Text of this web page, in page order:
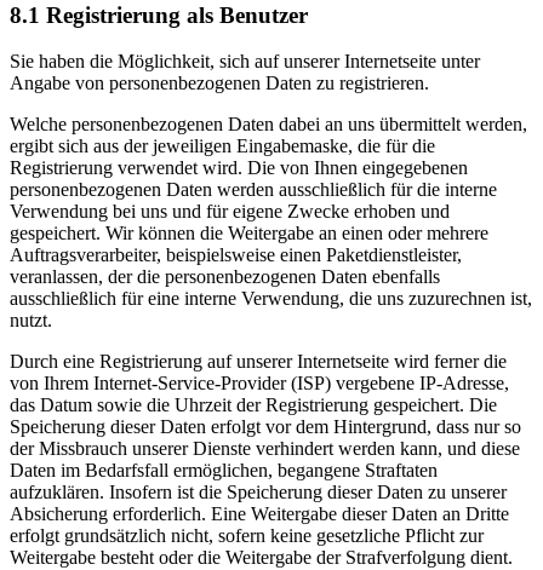
8.1 Registrierung als Benutzer
Sie haben die Möglichkeit, sich auf unserer Internetseite unter
Angabe von personenbezogenen Daten zu registrieren.
Welche personenbezogenen Daten dabei an uns übermittelt werden,
ergibt sich aus der jeweiligen Eingabemaske, die für die
Registrierung verwendet wird. Die von Ihnen eingegebenen
personenbezogenen Daten werden ausschließlich für die interne
Verwendung bei uns und für eigene Zwecke erhoben und
gespeichert. Wir können die Weitergabe an einen oder mehrere
Auftragsverarbeiter, beispielsweise einen Paketdienstleister,
veranlassen, der die personenbezogenen Daten ebenfalls
ausschließlich für eine interne Verwendung, die uns zuzurechnen ist,
nutzt.
Durch eine Registrierung auf unserer Internetseite wird ferner die
von Ihrem Internet-Service-Provider (ISP) vergebene IP-Adresse,
das Datum sowie die Uhrzeit der Registrierung gespeichert. Die
Speicherung dieser Daten erfolgt vor dem Hintergrund, dass nur so
der Missbrauch unserer Dienste verhindert werden kann, und diese
Daten im Bedarfsfall ermöglichen, begangene Straftaten
aufzuklären. Insofern ist die Speicherung dieser Daten zu unserer
Absicherung erforderlich. Eine Weitergabe dieser Daten an Dritte
erfolgt grundsätzlich nicht, sofern keine gesetzliche Pflicht zur
Weitergabe besteht oder die Weitergabe der Strafverfolgung dient.